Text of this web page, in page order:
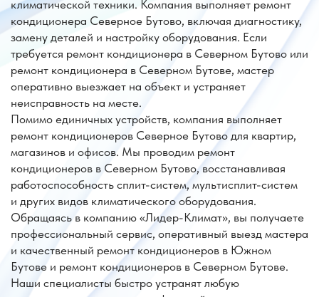
Бутове и ремонт кондиционеров в Северном Бутове.
Наши специалисты быстро устранят любую
неисправность и вернут комфортный микроклимат в ваш
дом или офис.